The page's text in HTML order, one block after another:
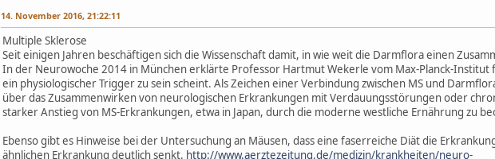
14. November 2016, 21:22:11
Multiple Sklerose
Seit einigen Jahren beschäftigen sich die Wissenschaft damit, in wie weit die Darmflora einen
In der Neurowoche 2014 in München erklärte Professor Hartmut Wekerle vom Max-Planck-
ein physiologischer Trigger zu sein scheint. Als Zeichen einer Verbindung zwischen MS und
über das Zusammenwirken von neurologischen Erkrankungen mit Verdauungsstörungen oder
starker Anstieg von MS-Erkrankungen, etwa in Japan, durch die moderne westliche Ernährung zu
Ebenso gibt es Hinweise bei der Untersuchung an Mäusen, dass eine faserreiche Diät die
ähnlichen Erkrankung deutlich senkt. http://www.aerztezeitung.de/medizin/krankheiten/neuro-